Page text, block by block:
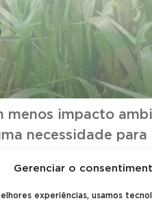
Gerenciar o
experiências, usamos
menos impacto
necessidade para
como